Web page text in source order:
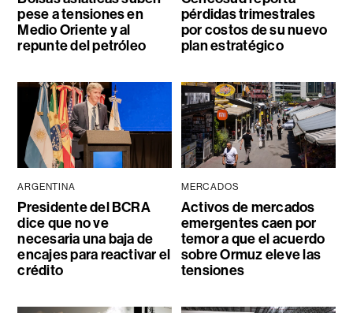
pese a tensiones en
Medio Oriente y al
repunte del petróleo
pérdidas trimestrales
por costos de su nuevo
plan estratégico
ARGENTINA
Presidente del BCRA
dice que no ve
necesaria una baja de
encajes para reactivar el
crédito
MERCADOS
Activos de mercados
emergentes caen por
temor a que el acuerdo
sobre Ormuz eleve las
tensiones